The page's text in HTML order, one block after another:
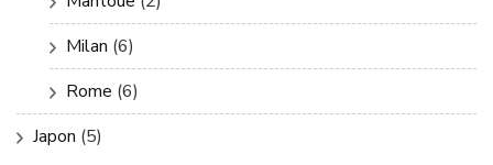
Milan (6)
Rome (6)
Japon (5)